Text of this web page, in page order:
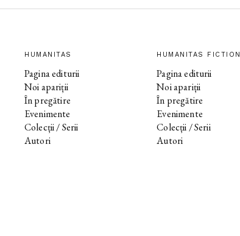
HUMANITAS
Pagina editurii
Noi apariții
În pregătire
Evenimente
Colecții / Serii
Autori
HUMANITAS FICTION
Pagina editurii
Noi apariții
În pregătire
Evenimente
Colecții / Serii
Autori